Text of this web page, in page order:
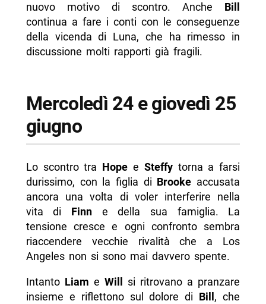
nuovo motivo di scontro. Anche Bill
continua a fare i conti con le conseguenze
della vicenda di Luna, che ha rimesso in
discussione molti rapporti già fragili.
Mercoledì 24 e giovedì 25
giugno
Lo scontro tra Hope e Steffytorna a farsi
durissimo, con la figlia di Brooke accusata
ancora una volta di voler interferire nella
vita di Finn e della sua famiglia. La
tensione cresce e ogni confronto sembra
riaccendere vecchie rivalità che a Los
Angeles non si sono mai davvero spente.
Intanto Liam e Will si ritrovano a pranzare
insieme e riflettono sul dolore di Bill, che